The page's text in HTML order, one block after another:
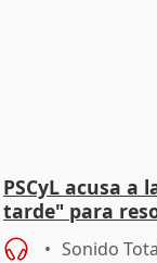
PSCyL acusa
tarde" para
Sonido